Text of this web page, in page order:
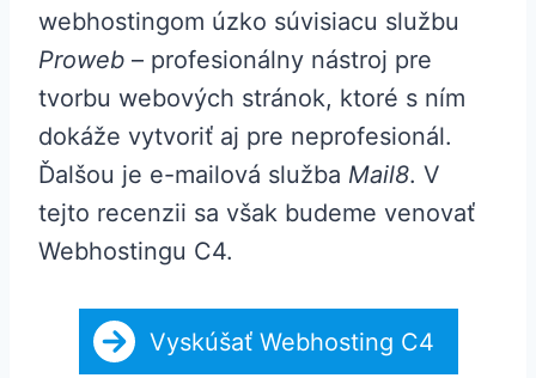
webhostingom úzko súvisiacu službu
Proweb – profesionálny nástroj pre
tvorbu webových stránok, ktoré s ním
dokáže vytvoriť aj pre neprofesionál.
Ďalšou je e-mailová služba Mail8. V
tejto recenzii sa však budeme venovať
Webhostingu C4.
Vyskúšať Webhosting C4